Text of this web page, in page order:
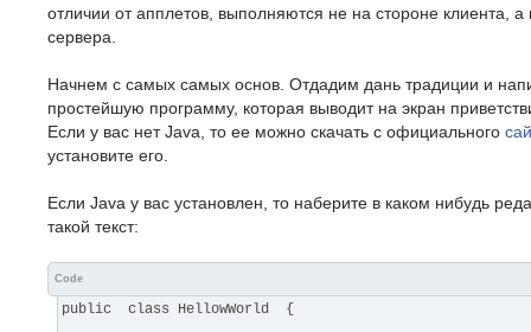
отличии от апплетов, выполняются не на стороне клиента, а
сервера.
Начнем с самых самых основ. Отдадим дань традиции и
простейшую программу, которая выводит на экран
Если у вас нет Java, то ее можно скачать с официального
установите его.
Если Java у вас установлен, то наберите в каком нибудь
такой текст:
Code
public class HellowWorld {